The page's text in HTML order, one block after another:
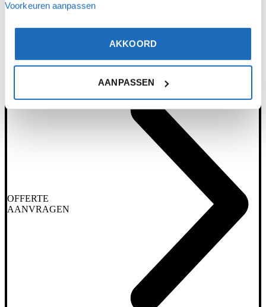
Voorkeuren aanpassen
AKKOORD
AANPASSEN
OFFERTE
AANVRAGEN